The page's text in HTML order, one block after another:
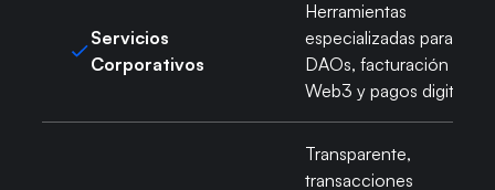
Servicios
Corporativos
Herramientas
especializadas para
DAOs, facturación
Web3 y pagos digitales
Transparente,
transacciones